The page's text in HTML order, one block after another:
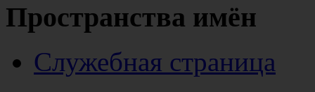
Пространства имён
Служебная страница